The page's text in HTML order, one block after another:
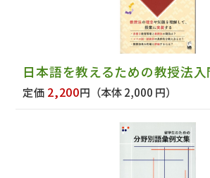
日本語を教えるための教授法
定価 2,200円 （本体 2,000 円）